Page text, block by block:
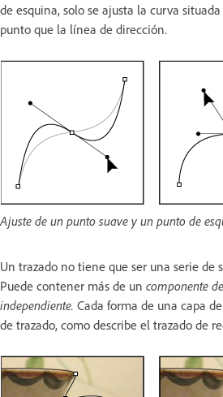
de esquina, solo se ajusta la curva
punto que la línea de dirección.
Ajuste de un punto suave y un punto de
Un trazado no tiene que ser una serie de
Puede contener más de un componente
independiente. Cada forma de una capa
de trazado, como describe el trazado de